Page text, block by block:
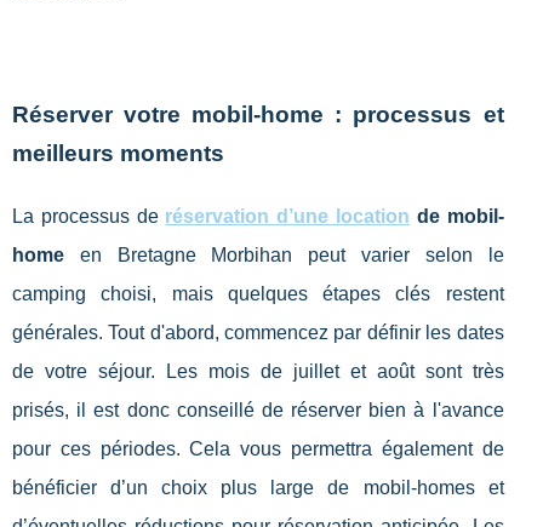
Réserver votre mobil-home : processus et
meilleurs moments
La processus de réservation d’une location de mobil-
home en Bretagne Morbihan peut varier selon le
camping choisi, mais quelques étapes clés restent
générales. Tout d'abord, commencez par définir les dates
de votre séjour. Les mois de juillet et août sont très
prisés, il est donc conseillé de réserver bien à l'avance
pour ces périodes. Cela vous permettra également de
bénéficier d’un choix plus large de mobil-homes et